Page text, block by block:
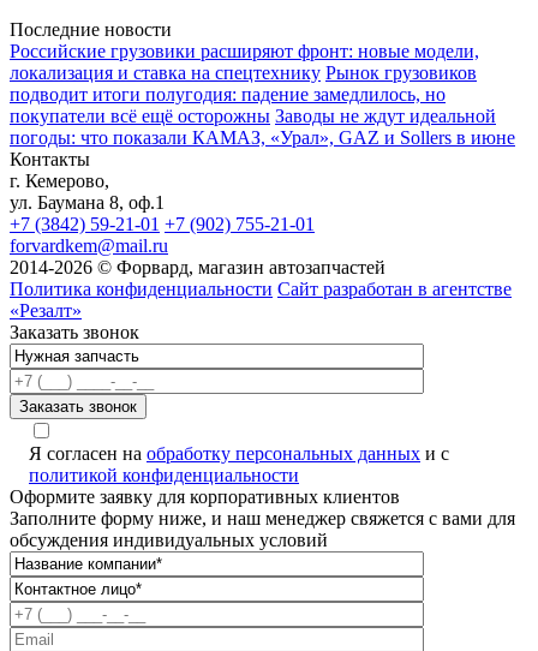
Последние новости
Российские грузовики расширяют фронт: новые модели,
локализация и ставка на спецтехнику Рынок грузовиков
подводит итоги полугодия: падение замедлилось, но
покупатели всё ещё осторожны Заводы не ждут идеальной
погоды: что показали КАМАЗ, «Урал», GAZ и Sollers в июне
Контакты
г. Кемерово,
ул. Баумана 8, оф.1
+7 (3842) 59-21-01 +7 (902) 755-21-01
forvardkem@mail.ru
2014-2026 © Форвард, магазин автозапчастей
Политика конфиденциальности Сайт разработан в агентстве
«Резалт»
Заказать звонок
Я согласен на обработку персональных данных и с
политикой конфиденциальности
Оформите заявку для корпоративных клиентов
Заполните форму ниже, и наш менеджер свяжется с вами для
обсуждения индивидуальных условий